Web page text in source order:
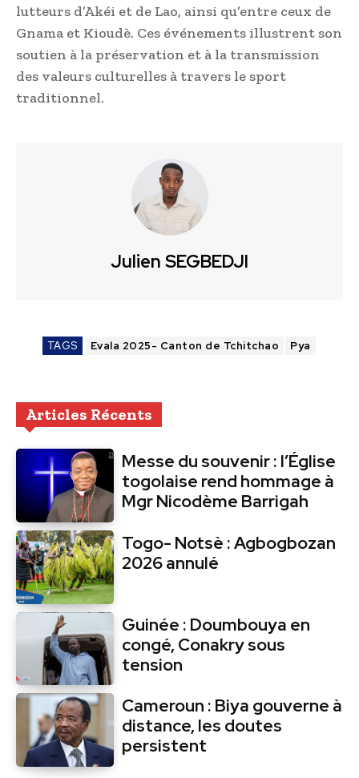
lutteurs d’Akéi et de Lao, ainsi qu’entre ceux de
Gnama et Kioudè. Ces événements illustrent son
soutien à la préservation et à la transmission
des valeurs culturelles à travers le sport
traditionnel.
Julien SEGBEDJI
TAGS Evala 2025- Canton de Tchitchao Pya
Articles Récents
Messe du souvenir : l’Église
togolaise rend hommage à
Mgr Nicodème Barrigah
Togo- Notsè : Agbogbozan
2026 annulé
Guinée : Doumbouya en
congé, Conakry sous
tension
Cameroun : Biya gouverne à
distance, les doutes
persistent